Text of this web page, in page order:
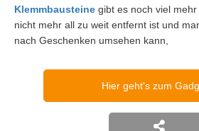
Klemmbausteine gibt es noch viel
nicht mehr all zu weit entfernt ist und
nach Geschenken umsehen kann,
Hier geht's zum